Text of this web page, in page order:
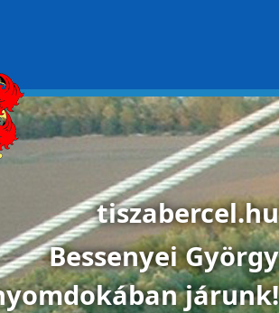
tiszabercel.hu
Bessenyei György
járunk!